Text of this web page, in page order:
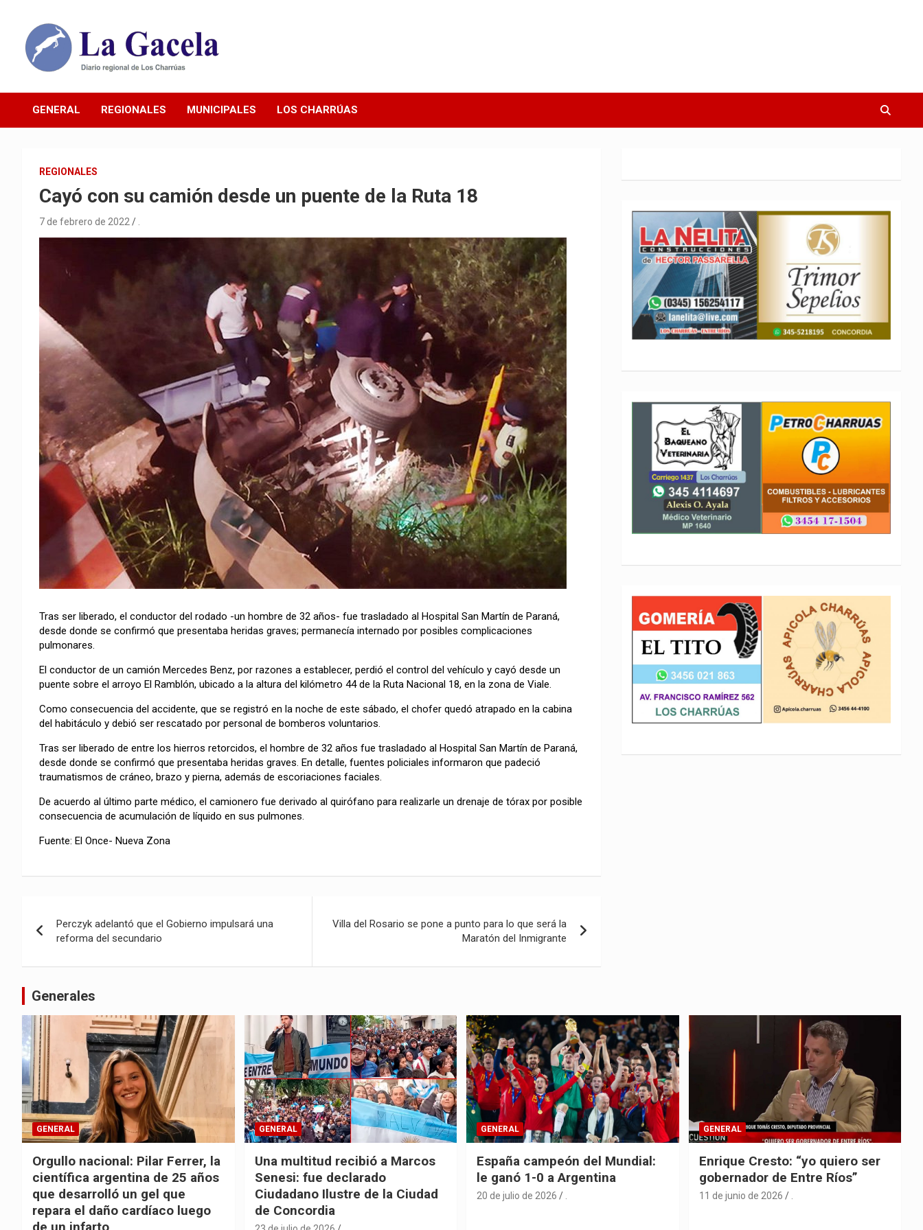
contenido
Diario La Gacela
GENERAL REGIONALES MUNICIPALES LOS CHARRÚAS
REGIONALES
Cayó con su camión desde un puente de la Ruta 18
7 de febrero de 2022
Tras ser liberado, el conductor del rodado -un hombre de 32 años- fue trasladado al Hospital San Martín de Paraná,
desde donde se confirmó que presentaba heridas graves; permanecía internado por posibles complicaciones
pulmonares.
El conductor de un camión Mercedes Benz, por razones a establecer, perdió el control del vehículo y cayó desde un
puente sobre el arroyo El Ramblón, ubicado a la altura del kilómetro 44 de la Ruta Nacional 18, en la zona de Viale.
Como consecuencia del accidente, que se registró en la noche de este sábado, el chofer quedó atrapado en la cabina
del habitáculo y debió ser rescatado por personal de bomberos voluntarios.
Tras ser liberado de entre los hierros retorcidos, el hombre de 32 años fue trasladado al Hospital San Martín de Paraná,
desde donde se confirmó que presentaba heridas graves. En detalle, fuentes policiales informaron que padeció
traumatismos de cráneo, brazo y pierna, además de escoriaciones faciales.
De acuerdo al último parte médico, el camionero fue derivado al quirófano para realizarle un drenaje de tórax por posible
consecuencia de acumulación de líquido en sus pulmones.
Fuente: El Once- Nueva Zona
de
entradas
Perczyk adelantó que el Gobierno impulsará una
reforma del secundario
Villa del Rosario se pone a punto para lo que será la
Maratón del Inmigrante
Generales
GENERAL
Orgullo nacional: Pilar Ferrer, la
científica argentina de 25 años
que desarrolló un gel que
repara el daño cardíaco luego
de un infarto
GENERAL
Una multitud recibió a Marcos
Senesi: fue declarado
Ciudadano Ilustre de la Ciudad
de Concordia
GENERAL
España campeón del Mundial:
le ganó 1-0 a Argentina
20 de julio de 2026
GENERAL
Enrique Cresto: “yo quiero ser
gobernador de Entre Ríos”
11 de junio de 2026